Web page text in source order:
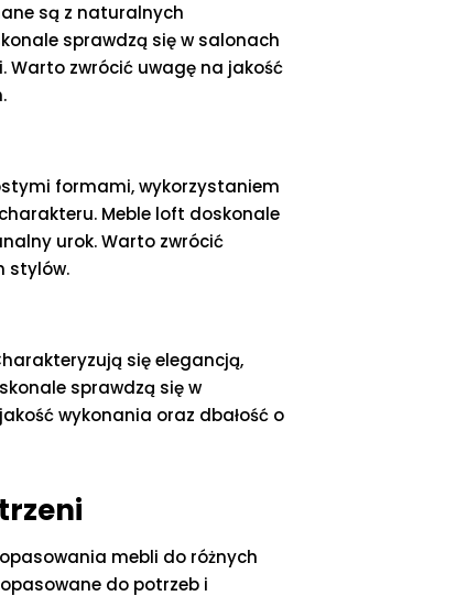
są z naturalnych
sprawdzą się w salonach
Warto zwrócić uwagę na jakość
formami, wykorzystaniem
Meble loft doskonale
urok. Warto zwrócić
stylów.
się elegancją,
sprawdzą się w
wykonania oraz dbałość o
mebli do różnych
do potrzeb i